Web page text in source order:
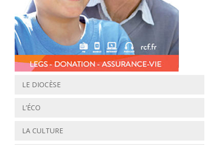
LE DIOCÈSE
L’ÉCO
LA CULTURE